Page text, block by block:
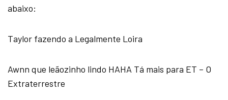
abaixo:
Taylor fazendo a Legalmente Loira
Awnn que leãozinho lindo HAHA Tá mais para ET – O
Extraterrestre